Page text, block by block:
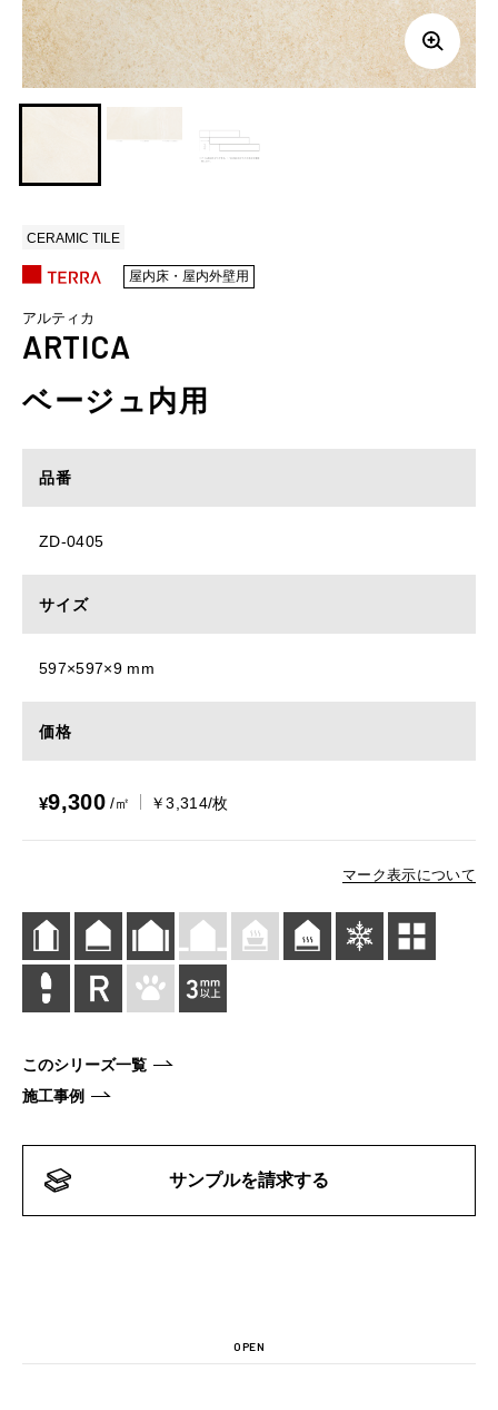
CERAMIC TILE
屋内床・屋内外壁用
アルティカ
ARTICA
ベージュ内用
品番
ZD-0405
サイズ
597×597×9 mm
価格
¥9,300 /㎡ ￥3,314/枚
マーク表示について
このシリーズ一覧
施工事例
サンプルを請求する
OPEN